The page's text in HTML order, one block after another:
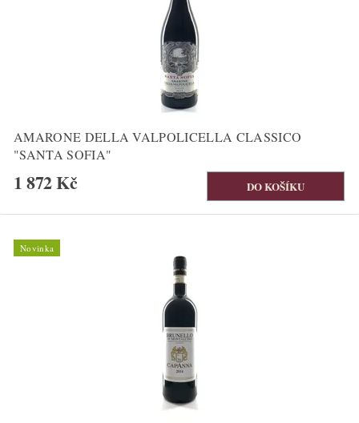
AMARONE DELLA VALPOLICELLA CLASSICO
"SANTA SOFIA"
1 872 Kč
Novinka